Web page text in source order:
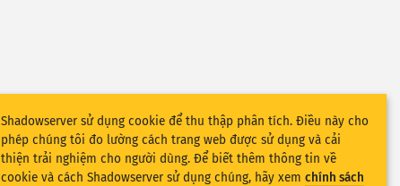
Shadowserver sử dụng cookie để thu thập phân tích. Điều này cho
phép chúng tôi đo lường cách trang web được sử dụng và cải
thiện trải nghiệm cho người dùng. Để biết thêm thông tin về
cookie và cách Shadowserver sử dụng chúng, hãy xem chính sách